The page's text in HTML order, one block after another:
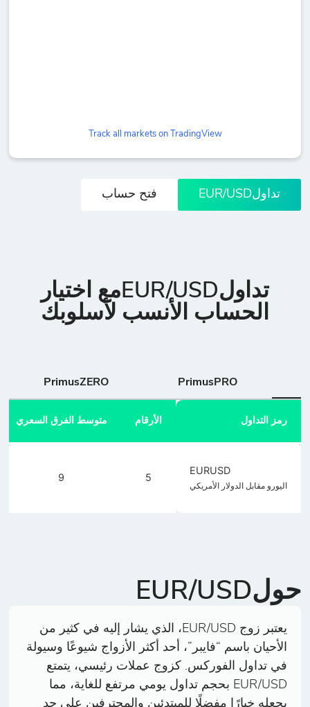
Track all markets on TradingView
تداولEUR/USD فتح حساب
تداولEUR/USDمع اختيار
الحساب الأنسب لأسلوبك
PrimusPRO
PrimusZERO
رمز التداول الأرقام متوسط الفرق السعري
EURUSD
اليورو مقابل الدولار الأمريكي
5
9
حولEUR/USD
يعتبر زوج EUR/USD، الذي يشار إليه في كثير من
الأحيان باسم “فايبر”، أحد أكثر الأزواج شيوعًا وسيولة
في تداول الفوركس. كزوج عملات رئيسي، يتمتع
EUR/USD بحجم تداول يومي مرتفع للغاية، مما
يجعله خيارًا مفضلًا للمبتدئين والمحترفين على حد